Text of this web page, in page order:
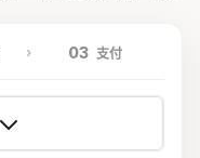
03 支付